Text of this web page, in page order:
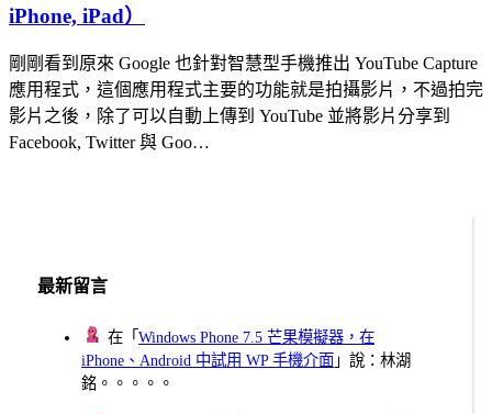
iPhone, iPad）
剛剛看到原來 Google 也針對智慧型手機推出 YouTube Capture
應用程式，這個應用程式主要的功能就是拍攝影片，不過拍完
影片之後，除了可以自動上傳到 YouTube 並將影片分享到
Facebook, Twitter 與 Goo…
最新留言
在「Windows Phone 7.5 芒果模擬器，在
iPhone、Android 中試用 WP 手機介面 」說：林湖
銘。。。。。